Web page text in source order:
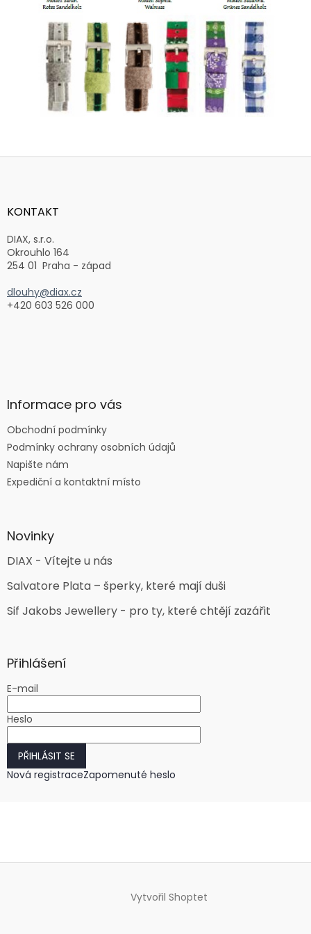
Z
aKONTAKT
DIAX, s.r.o.
Okrouhlo 164
254 01 Praha - západ
dlouhy@diax.cz
+420 603 526 000
Informace pro vás
Obchodní podmínky
Podmínky ochrany osobních údajů
Napište nám
Expediční a kontaktní místo
Novinky
DIAX - Vítejte u nás
Salvatore Plata – šperky, které mají duši
Sif Jakobs Jewellery - pro ty, které chtějí zazářit
Přihlášení
E-mail
Heslo
PŘIHLÁSIT SE
Nová registraceZapomenuté heslo
Vytvořil Shoptet